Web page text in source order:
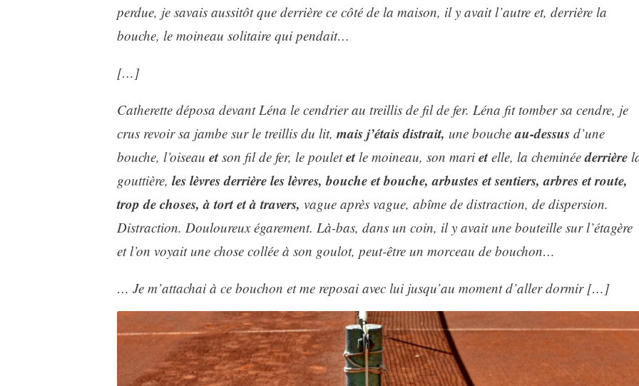
perdue, je savais aussitôt que derrière ce côté de la maison, il y avait l’autre et, derrière la
bouche, le moineau solitaire qui pendait…
[…]
Catherette déposa devant Léna le cendrier au treillis de fil de fer. Léna fit tomber sa cendre, je
crus revoir sa jambe sur le treillis du lit, mais j’étais distrait, une boucheau-dessusd’une
bouche, l’oiseau etson fil de fer, le pouletetle moineau, son mari etelle, la cheminéederrière
gouttière, les lèvres derrière les lèvres, bouche et bouche, arbustes et sentiers, arbres et route,
trop de choses, à tort et à travers, vague après vague, abîme de distraction, de dispersion.
Distraction. Douloureux égarement. Là-bas, dans un coin, il y avait une bouteille sur l’étagère
et l’on voyait une chose collée à son goulot, peut-être un morceau de bouchon…
… Je m’attachai à ce bouchon et me reposai avec lui jusqu’au moment d’aller dormir […]